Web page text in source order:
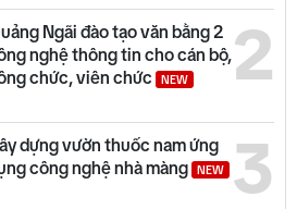
2
Ngãi đào tạo văn bằng 2
nghệ thông tin cho cán bộ,
chức, viên chức
NEW
3
dựng vườn thuốc nam ứng
công nghệ nhà màng
NEW